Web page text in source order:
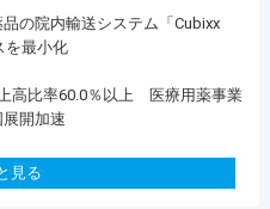
の院内輸送システム「Cubixx
最小化
高比率60.0％以上 医療用薬事業
開加速
見る